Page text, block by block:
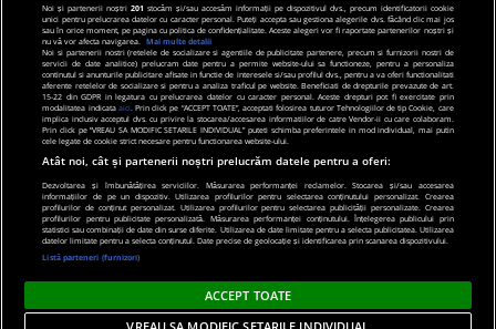
© 2019 PRO TV S.R.L |Politica de Cookie|Politica
de confidentialitate
Noi și partenerii noștri201 stocăm și/sau accesăm informații pe dispozitivul dvs., precum identificatorii cookie
unici pentru prelucrarea datelor cu caracter personal. Puteți accepta sau gestiona alegerile dvs. făcând clic mai jos
sau în orice moment, pe pagina cu politica de confidențialitate. Aceste alegeri vor fi raportate partenerilor noștri și
nu vă vor afecta navigarea.
Mai multe detalii
Noi si partenerii nostri (retelele de socializare si agentiile de publicitate partenere, precum si furnizorii nostri de
servicii de date analitice) prelucram date pentru a permite website-ului sa functioneze, pentru a personaliza
continutul si anunturile publicitare afisate in functie de interesele si/sau profilul dvs., pentru a va oferi functionalitati
aferente retelelor de socializare si pentru a analiza traficul pe website. Beneficiati de drepturile prevazute de art.
15-22 din GDPR in legatura cu prelucrarea datelor cu caracter personal. Aceste drepturi pot fi exercitate prin
modalitatea indicata aici. Prin click pe “ACCEPT TOATE”, acceptati folosirea tuturor Tehnologiilor de tip Cookie, care
implica inclusiv acceptul dvs. cu privire la stocarea/accesarea informatiilor de catre Vendor-ii cu care colaboram.
Prin click pe “VREAU SA MODIFIC SETARILE INDIVIDUAL” puteti schimba preferintele in mod individual, mai putin
cele legate de cookie strict necesare pentru functionarea website-ului.
Atât noi, cât și partenerii noștri prelucrăm datele pentru a oferi:
Dezvoltarea și îmbunătățirea serviciilor. Măsurarea performanței reclamelor. Stocarea și/sau accesarea
informațiilor de pe un dispozitiv. Utilizarea profilurilor pentru selectarea conținutului personalizat. Crearea
profilurilor de conținut personalizat. Utilizarea profilurilor pentru selectarea publicității personalizate. Crearea
profilurilor pentru publicitate personalizată. Măsurarea performanței conținutului. Înțelegerea publicului prin
statistici sau combinații de date din surse diferite. Utilizarea de date limitate pentru a selecta publicitatea. Utilizarea
datelor limitate pentru a selecta conținutul. Date precise de geolocație și identificarea prin scanarea dispozitivului.
Listă parteneri (furnizori)
ACCEPT TOATE